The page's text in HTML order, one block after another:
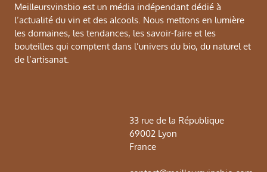
Meilleursvinsbio est un média indépendant dédié à
l’actualité du vin et des alcools. Nous mettons en lumière
les domaines, les tendances, les savoir-faire et les
bouteilles qui comptent dans l’univers du bio, du naturel et
de l’artisanat.
33 rue de la République
69002 Lyon
France